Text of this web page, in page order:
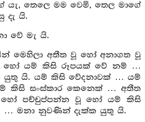
යැ, තෙලෙ මම වෙමි, තෙල මාගේ
දැ යි.
වේ මැ යි.
මෙහිලා අතීත වූ හෝ අනාගත වූ
හෝ යම් කිසි රූපයක් වේ නම් …
යුතු යි. යම් කිසි වේදනාවක් … යම්
කිසි සංස්කාර කෙනෙක් … අතීත
පච්චුප්පන්න වූ හෝ යම් කිසි
… මනා නුවණින් දැක්ක යුතු යි.